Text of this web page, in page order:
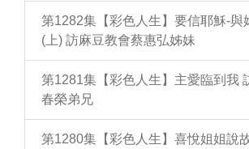
第1282集【彩色人生】要信耶穌-與
(上) 訪麻豆教會蔡惠弘姊妹
第1281集【彩色人生】主愛臨到我
春榮弟兄
第1280集【彩色人生】喜悅姐姐說